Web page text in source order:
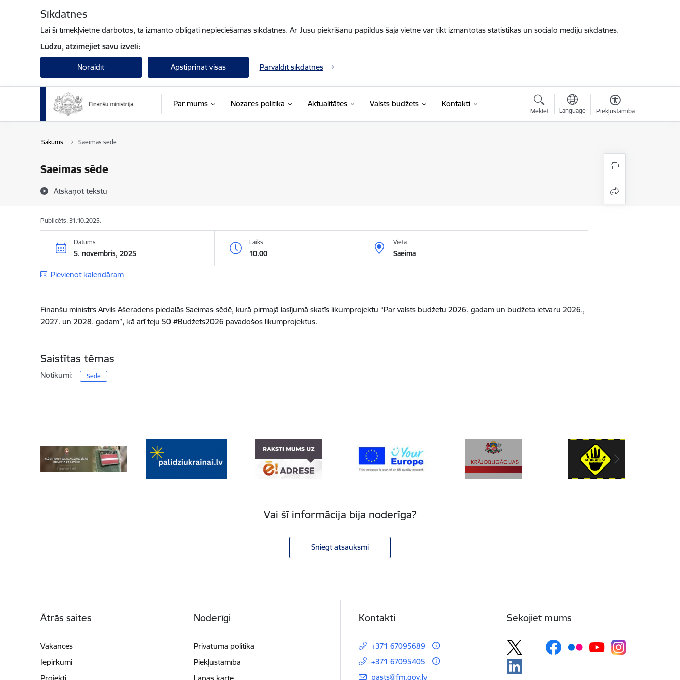
Sīkdatnes
Lai šī tīmekļvietne darbotos, tā izmanto obligāti nepieciešamās sīkdatnes. Ar Jūsu piekrišanu papildus šajā vietnē var tikt izmantotas statistikas un sociālo mediju sīkdatnes.
Lūdzu, atzīmējiet savu izvēli:
Noraidīt Apstiprināt visas Pārvaldīt sīkdatnes
Par mums Nozares politika Aktualitātes Valsts budžets Kontakti
Meklēt Language Piekļūstamība
Sākums Saeimas sēde
Saeimas sēde
Atskaņot tekstu
Publicēts: 31.10.2025.
Datums
5. novembris, 2025
Laiks
10.00
Vieta
Saeima
Pievienot kalendāram
Finanšu ministrs Arvils Ašeradens piedalās Saeimas sēdē, kurā pirmajā lasījumā skatīs likumprojektu “Par valsts budžetu 2026. gadam un budžeta ietvaru 2026.,
2027. un 2028. gadam”, kā arī teju 50 #Budžets2026 pavadošos likumprojektus.
Saistītas tēmas
Notikumi: Sēde
Vai šī informācija bija noderīga?
Sniegt atsauksmi
Ātrās saites
Vakances
Iepirkumi
Noderīgi
Privātuma politika
Piekļūstamība
Kontakti
+371 67095689
+371 67095405
E-pasts:
pasts@fm.gov.lv
Sekojiet mums